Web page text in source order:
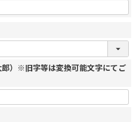
）※旧字等は変換可能文字にてご